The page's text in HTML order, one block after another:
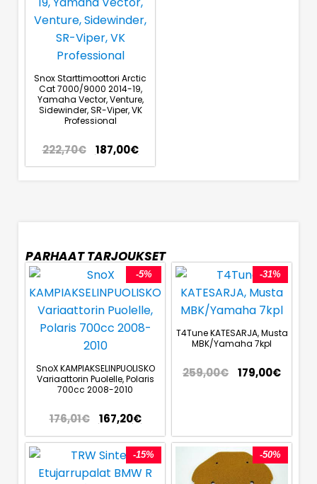
Snox Starttimoottori Arctic
Cat 7000/9000 2014-19,
Yamaha Vector, Venture,
Sidewinder, SR-Viper, VK
Professional
222,70€ 187,00€
PARHAAT TARJOUKSET
-5%
SnoX KAMPIAKSELINPUOLISKO
Variaattorin Puolelle, Polaris
700cc 2008-2010
176,01€ 167,20€
-31%
T4Tune KATESARJA, Musta
MBK/Yamaha 7kpl
259,00€ 179,00€
-15% -50%